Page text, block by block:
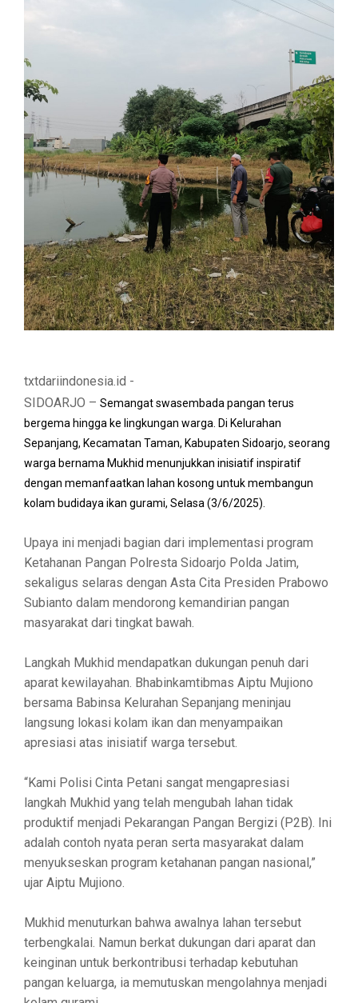
txtdariindonesia.id -
SIDOARJO – Semangat swasembada pangan terus
bergema hingga ke lingkungan warga. Di Kelurahan
Sepanjang, Kecamatan Taman, Kabupaten Sidoarjo, seorang
warga bernama Mukhid menunjukkan inisiatif inspiratif
dengan memanfaatkan lahan kosong untuk membangun
kolam budidaya ikan gurami, Selasa (3/6/2025).
Upaya ini menjadi bagian dari implementasi program
Ketahanan Pangan Polresta Sidoarjo Polda Jatim,
sekaligus selaras dengan Asta Cita Presiden Prabowo
Subianto dalam mendorong kemandirian pangan
masyarakat dari tingkat bawah.
Langkah Mukhid mendapatkan dukungan penuh dari
aparat kewilayahan. Bhabinkamtibmas Aiptu Mujiono
bersama Babinsa Kelurahan Sepanjang meninjau
langsung lokasi kolam ikan dan menyampaikan
apresiasi atas inisiatif warga tersebut.
“Kami Polisi Cinta Petani sangat mengapresiasi
langkah Mukhid yang telah mengubah lahan tidak
produktif menjadi Pekarangan Pangan Bergizi (P2B). Ini
adalah contoh nyata peran serta masyarakat dalam
menyukseskan program ketahanan pangan nasional,”
ujar Aiptu Mujiono.
Mukhid menuturkan bahwa awalnya lahan tersebut
terbengkalai. Namun berkat dukungan dari aparat dan
keinginan untuk berkontribusi terhadap kebutuhan
pangan keluarga, ia memutuskan mengolahnya menjadi